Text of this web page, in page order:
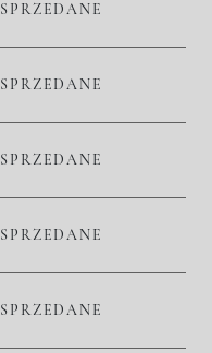
SPRZEDANE
SPRZEDANE
SPRZEDANE
SPRZEDANE
SPRZEDANE